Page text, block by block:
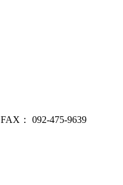
FAX： 092-475-9639